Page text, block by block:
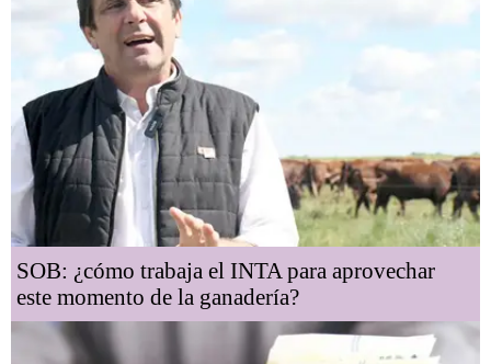
SOB: ¿cómo trabaja el INTA para aprovechar
este momento de la ganadería?